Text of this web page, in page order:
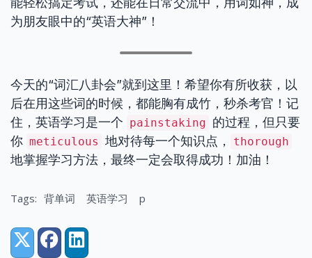
为朋友眼中的“英语大神”！
今天的“词汇八卦会”就到这里！希望你有所收获，以
后在用这些词的时候，都能胸有成竹，秒杀考官！记
住，英语学习是一个 painstaking 的过程，但只要
你 meticulous 地对待每一个知识点， thorough
地掌握学习方法，最终一定会取得成功！加油！
Tags: 背单词 英语学习 p
Share:
X (Twitter)
FacebookLinkedIn